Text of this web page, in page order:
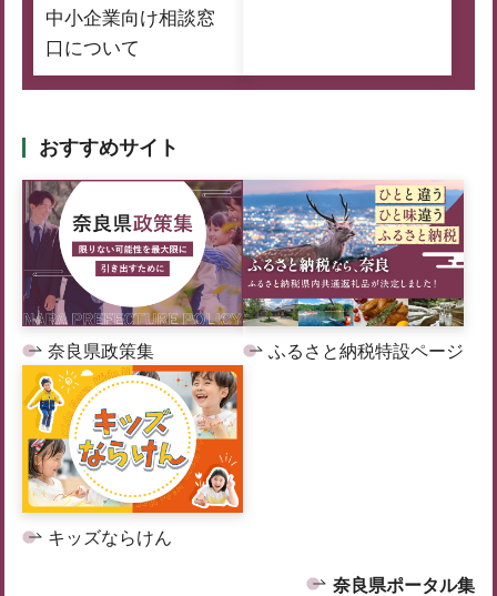
中小企業向け相談窓
口について
おすすめサイト
奈良県政策集 ふるさと納税特設ページ
キッズならけん
奈良県ポータル集